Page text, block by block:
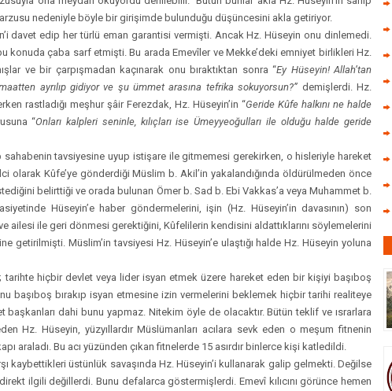
nedeniyle böyle bir girişimde bulunduğu düşüncesini akla getiriyor.
davet edip her türlü eman garantisi vermişti. Ancak Hz. Hüseyin onu dinlemedi.
konuda çaba sarf etmişti. Bu arada Emevîler ve Mekke’deki emniyet birlikleri Hz.
ve bir çarpışmadan kaçınarak onu bıraktıktan sonra “Ey Hüseyin! Allah’tan
ayrılıp gidiyor ve şu ümmet arasına tefrika sokuyorsun?” demişlerdi. Hz.
rastladığı meşhur şâir Ferezdak, Hz. Hüseyin’in “Geride Kûfe halkını ne halde
“Onları kalpleri seninle, kılıçları ise Ümeyyeoğulları ile olduğu halde geride
sahabenin tavsiyesine uyup istişare ile gitmemesi gerekirken, o hisleriyle hareket
olarak Kûfe’ye gönderdiği Müslim b. Akil’in yakalandığında öldürülmeden önce
belirttiği ve orada bulunan Ömer b. Sad b. Ebi Vakkas’a veya Muhammet b.
Hüseyin’e haber göndermelerini, işin (Hz. Hüseyin’in davasının) son
ailesi ile geri dönmesi gerektiğini, Kûfelilerin kendisini aldattıklarını söylemelerini
getirilmişti. Müslim’in tavsiyesi Hz. Hüseyin’e ulaştığı halde Hz. Hüseyin yoluna
hiçbir devlet veya lider isyan etmek üzere hareket eden bir kişiyi başıboş
başıboş bırakıp isyan etmesine izin vermelerini beklemek hiçbir tarihi realiteye
başkanları dahi bunu yapmaz. Nitekim öyle de olacaktır. Bütün teklif ve ısrarlara
Hz. Hüseyin, yüzyıllardır Müslümanları acılara sevk eden o meşum fitnenin
araladı. Bu acı yüzünden çıkan fitnelerde 15 asırdır binlerce kişi katledildi.
kaybettikleri üstünlük savaşında Hz. Hüseyin’i kullanarak galip gelmekti. Değilse
ilgili değillerdi. Bunu defalarca göstermişlerdi. Emevî kılıcını görünce hemen